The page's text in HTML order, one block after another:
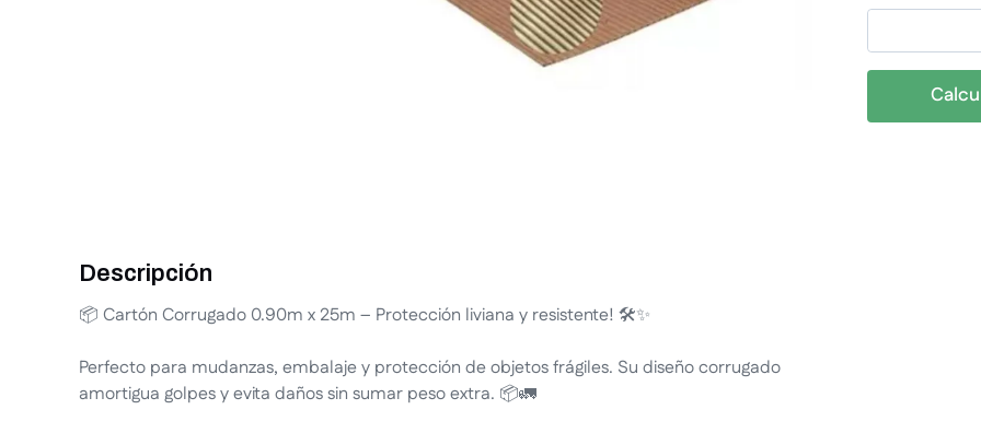
Descripción
📦 Cartón Corrugado 0.90m x 25m – Protección liviana y resistente! 🛠️✨
Perfecto para mudanzas, embalaje y protección de objetos frágiles. Su diseño corrugado
amortigua golpes y evita daños sin sumar peso extra. 📦🚛